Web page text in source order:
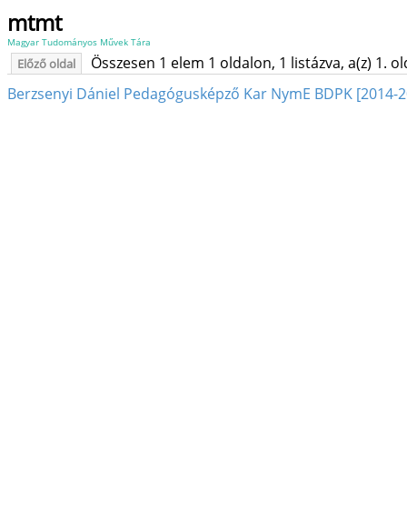
mtmt
Magyar Tudományos Művek Tára
Előző oldal
Összesen 1 elem 1 oldalon, 1 listázva, a(z) 1.
Berzsenyi Dániel Pedagógusképző Kar NymE BDPK [2014-